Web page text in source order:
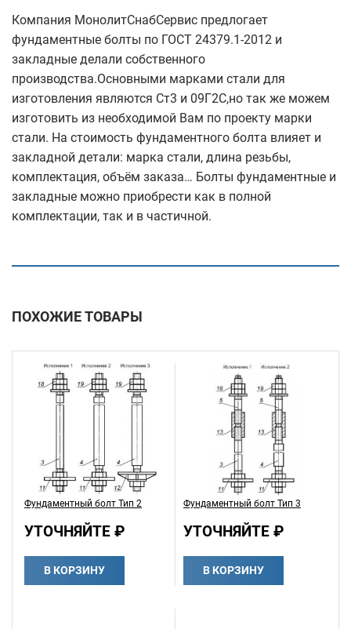
Компания МонолитСнабСервис предлогает
фундаментные болты по ГОСТ 24379.1-2012 и
закладные делали собственного
производства.Основными марками стали для
изготовления являются Ст3 и 09Г2С,но так же можем
изготовить из необходимой Вам по проекту марки
стали. На стоимость фундаментного болта влияет и
закладной детали: марка стали, длина резьбы,
комплектация, объём заказа… Болты фундаментные и
закладные можно приобрести как в полной
комплектации, так и в частичной.
ПОХОЖИЕ ТОВАРЫ
Фундаментный болт Тип 2
УТОЧНЯЙТЕ ₽
В КОРЗИНУ
Фундаментный болт Тип 3
УТОЧНЯЙТЕ ₽
В КОРЗИНУ